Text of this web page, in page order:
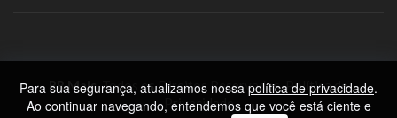
RR Mais. Todos os Direitos Reservados.Política de
Privacidade
Para sua segurança, atualizamos nossa política de privacidade.
Ao continuar navegando, entendemos que você está ciente e